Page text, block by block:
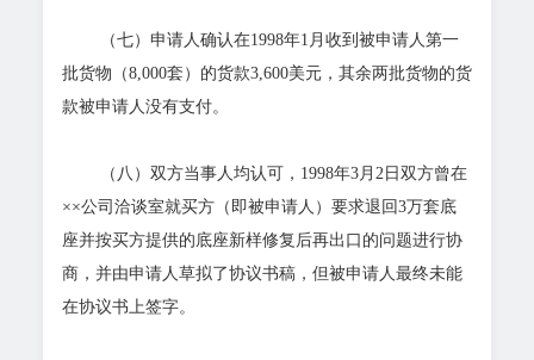
（七）申请人确认在1998年1月收到被申请人第一
批货物（8,000套）的货款3,600美元，其余两批货物的货
款被申请人没有支付。
（八）双方当事人均认可，1998年3月2日双方曾在
××公司洽谈室就买方（即被申请人）要求退回3万套底
座并按买方提供的底座新样修复后再出口的问题进行协
商，并由申请人草拟了协议书稿，但被申请人最终未能
在协议书上签字。